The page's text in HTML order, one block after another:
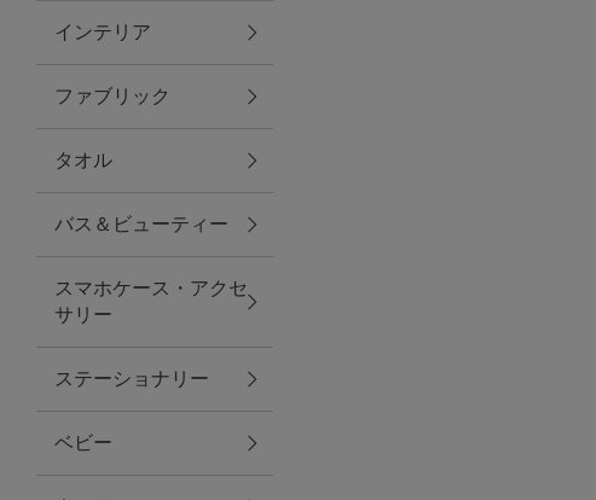
ランチ
バッグ
キッチン・ダイニング
ダイニング
キッチン
インテリア
ファブリック
タオル
バス＆ビューティー
スマホケース・アクセ
サリー
ステーショナリー
ベビー